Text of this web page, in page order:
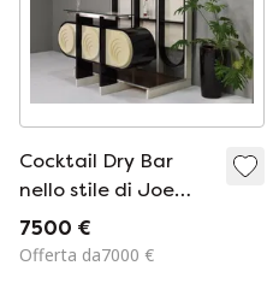
Cocktail Dry Bar
nello stile di Joe
Colombo - Italia,
anni &#39;70
7500 €
Offerta da7000 €